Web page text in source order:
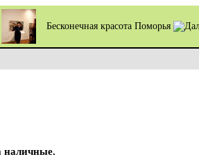
Бесконечная красота Поморья
наличные.